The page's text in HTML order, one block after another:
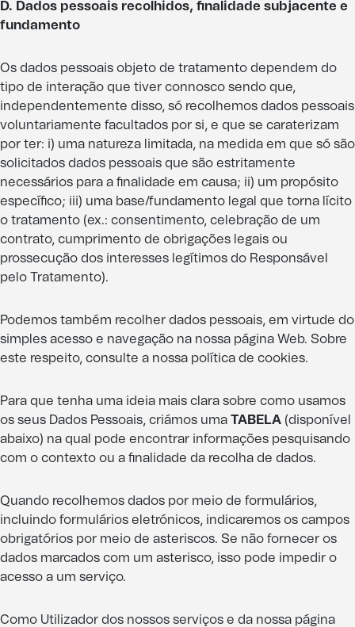
D. Dados pessoais recolhidos, finalidade subjacente e
fundamento
Os dados pessoais objeto de tratamento dependem do
tipo de interação que tiver connosco sendo que,
independentemente disso, só recolhemos dados pessoais
voluntariamente facultados por si, e que se caraterizam
por ter: i) uma natureza limitada, na medida em que só são
solicitados dados pessoais que são estritamente
necessários para a finalidade em causa; ii) um propósito
específico; iii) uma base/fundamento legal que torna lícito
o tratamento (ex.: consentimento, celebração de um
contrato, cumprimento de obrigações legais ou
prossecução dos interesses legítimos do Responsável
pelo Tratamento).
Podemos também recolher dados pessoais, em virtude do
simples acesso e navegação na nossa página Web. Sobre
este respeito, consulte a nossa política de cookies.
Para que tenha uma ideia mais clara sobre como usamos
os seus Dados Pessoais, criámos uma TABELA (disponível
abaixo) na qual pode encontrar informações pesquisando
com o contexto ou a finalidade da recolha de dados.
Quando recolhemos dados por meio de formulários,
incluindo formulários eletrónicos, indicaremos os campos
obrigatórios por meio de asteriscos. Se não fornecer os
dados marcados com um asterisco, isso pode impedir o
acesso a um serviço.
Como Utilizador dos nossos serviços e da nossa página